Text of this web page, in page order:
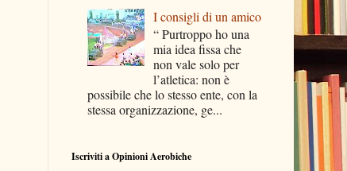
I consigli di un amico
“ Purtroppo ho una
mia idea fissa che
non vale solo per
l’atletica: non è
possibile che lo stesso ente, con la
stessa organizzazione, ge...
Iscriviti a Opinioni Aerobiche